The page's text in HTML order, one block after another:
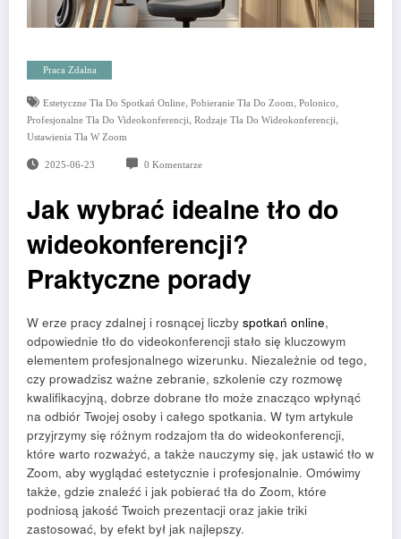
Praca Zdalna
Estetyczne Tła Do Spotkań Online, Pobieranie Tła Do Zoom, Polonico,
Profesjonalne Tła Do Videokonferencji, Rodzaje Tła Do Wideokonferencji,
Ustawienia Tła W Zoom
2025-06-23 0 Komentarze
Jak wybrać idealne tło do
wideokonferencji?
Praktyczne porady
W erze pracy zdalnej i rosnącej liczby spotkań online,
odpowiednie tło do videokonferencji stało się kluczowym
elementem profesjonalnego wizerunku. Niezależnie od tego,
czy prowadzisz ważne zebranie, szkolenie czy rozmowę
kwalifikacyjną, dobrze dobrane tło może znacząco wpłynąć
na odbiór Twojej osoby i całego spotkania. W tym artykule
przyjrzymy się różnym rodzajom tła do wideokonferencji,
które warto rozważyć, a także nauczymy się, jak ustawić tło w
Zoom, aby wyglądać estetycznie i profesjonalnie. Omówimy
także, gdzie znaleźć i jak pobierać tła do Zoom, które
podniosą jakość Twoich prezentacji oraz jakie triki
zastosować, by efekt był jak najlepszy.